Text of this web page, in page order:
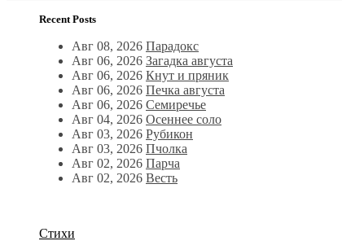
Recent Posts
Авг 08, 2026 Парадокс
Авг 06, 2026 Загадка августа
Авг 06, 2026 Кнут и пряник
Авг 06, 2026 Печка августа
Авг 06, 2026 Семиречье
Авг 04, 2026 Осеннее соло
Авг 03, 2026 Рубикон
Авг 03, 2026 Пчолка
Авг 02, 2026 Парча
Авг 02, 2026 Весть
Стихи